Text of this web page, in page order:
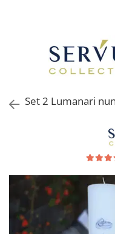
Set 2 Lumanari